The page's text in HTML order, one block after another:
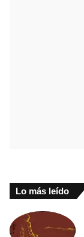
Lo más leído